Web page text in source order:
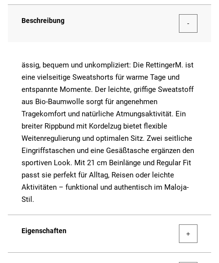
Beschreibung
ässig, bequem und unkompliziert: Die RettingerM. ist
eine vielseitige Sweatshorts für warme Tage und
entspannte Momente. Der leichte, griffige Sweatstoff
aus Bio-Baumwolle sorgt für angenehmen
Tragekomfort und natürliche Atmungsaktivität. Ein
breiter Rippbund mit Kordelzug bietet flexible
Weitenregulierung und optimalen Sitz. Zwei seitliche
Eingriffstaschen und eine Gesäßtasche ergänzen den
sportiven Look. Mit 21 cm Beinlänge und Regular Fit
passt sie perfekt für Alltag, Reisen oder leichte
Aktivitäten – funktional und authentisch im Maloja-
Stil.
Eigenschaften